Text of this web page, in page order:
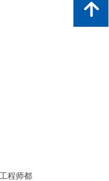
程师都
녕